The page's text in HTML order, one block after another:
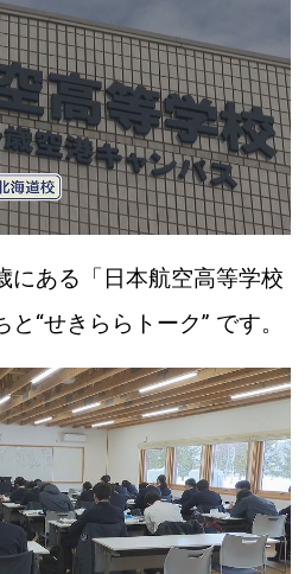
、あなたとつくる、
かけ”WEBマガジン
Sitakkeパートナー
広告掲載
けたい】
にある「日本航空高等学校
“せきららトーク” です。